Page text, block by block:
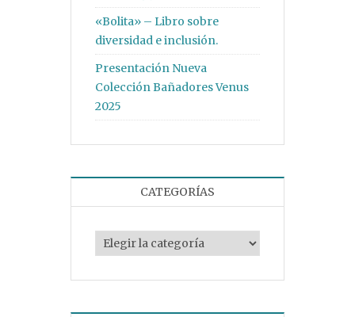
«Bolita» – Libro sobre
diversidad e inclusión.
Presentación Nueva
Colección Bañadores Venus
2025
CATEGORÍAS
Categorías